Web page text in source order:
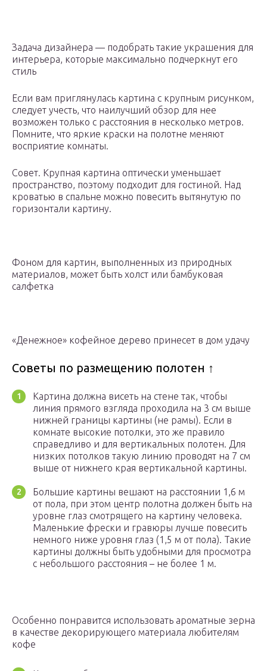
Задача дизайнера — подобрать такие украшения для
интерьера, которые максимально подчеркнут его
стиль
Если вам приглянулась картина с крупным рисунком,
следует учесть, что наилучший обзор для нее
возможен только с расстояния в несколько метров.
Помните, что яркие краски на полотне меняют
восприятие комнаты.
Совет. Крупная картина оптически уменьшает
пространство, поэтому подходит для гостиной. Над
кроватью в спальне можно повесить вытянутую по
горизонтали картину.
Фоном для картин, выполненных из природных
материалов, может быть холст или бамбуковая
салфетка
«Денежное» кофейное дерево принесет в дом удачу
Советы по размещению полотен ↑
Картина должна висеть на стене так, чтобы
линия прямого взгляда проходила на 3 см выше
нижней границы картины (не рамы). Если в
комнате высокие потолки, это же правило
справедливо и для вертикальных полотен. Для
низких потолков такую линию проводят на 7 см
выше от нижнего края вертикальной картины.
Большие картины вешают на расстоянии 1,6 м
от пола, при этом центр полотна должен быть на
уровне глаз смотрящего на картину человека.
Маленькие фрески и гравюры лучше повесить
немного ниже уровня глаз (1,5 м от пола). Такие
картины должны быть удобными для просмотра
с небольшого расстояния – не более 1 м.
Особенно понравится использовать ароматные зерна
в качестве декорирующего материала любителям
кофе